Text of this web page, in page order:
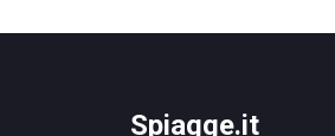
Spiagge.it